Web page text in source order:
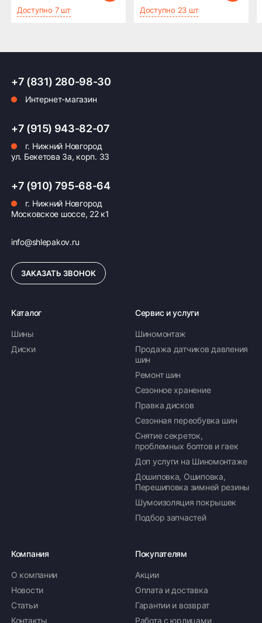
Доступно 7 шт Доступно 23 шт
+7 (831) 280-98-30
Интернет-магазин
+7 (915) 943-82-07
г. Нижний Новгород
ул. Бекетова 3а, корп. 33
+7 (910) 795-68-64
г. Нижний Новгород
Московское шоссе, 22 к1
info@shlepakov.ru
ЗАКАЗАТЬ ЗВОНОК
Каталог
Шины
Диски
Сервис и услуги
Шиномонтаж
Продажа датчиков давления
шин
Ремонт шин
Сезонное хранение
Правка дисков
Сезонная переобувка шин
Снятие секреток,
проблемных болтов и гаек
Доп услуги на Шиномонтаже
Дошиповка, Ошиповка,
Перешиповка зимней резины
Шумоизоляция покрышек
Подбор запчастей
Компания
О компании
Новости
Статьи
Контакты
Покупателям
Акции
Оплата и доставка
Гарантии и возврат
Работа с юрлицами